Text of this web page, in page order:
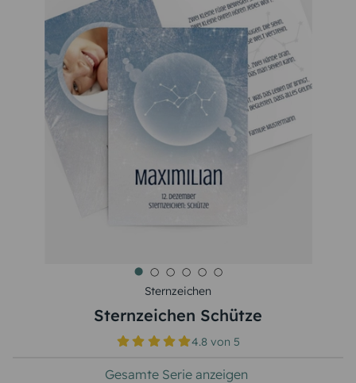
Sternzeichen
Sternzeichen Schütze
4.8 von5
Gesamte Serie anzeigen